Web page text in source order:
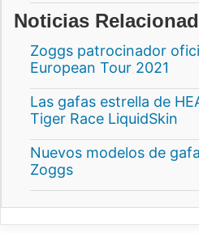
Noticias
Zoggs patrocinador
European Tour 2021
Las gafas estrella de
Tiger Race LiquidSkin
Nuevos modelos de
Zoggs